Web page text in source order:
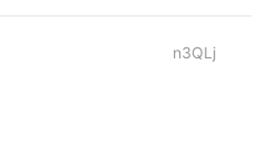
n3QLj